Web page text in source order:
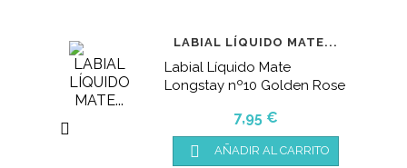

LABIAL LÍQUIDO MATE...
Labial Líquido Mate
Longstay nº10 Golden Rose
Precio
7,95 €
 AÑADIR AL CARRITO